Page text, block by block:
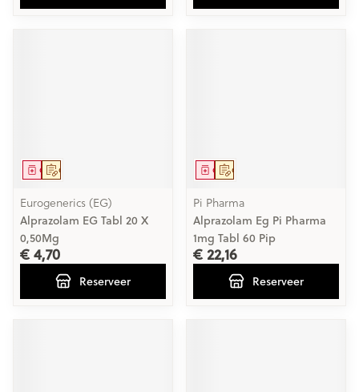
Op voorschrift
Geneesmiddel
Eurogenerics (EG)
Alprazolam EG Tabl 20 X
0,50Mg
€ 4,70
Reserveer
Op voorschrift
Geneesmiddel
Pi Pharma
Alprazolam Eg Pi Pharma
1mg Tabl 60 Pip
€ 22,16
Reserveer